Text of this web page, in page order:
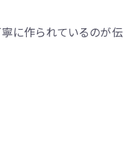
に作られているの